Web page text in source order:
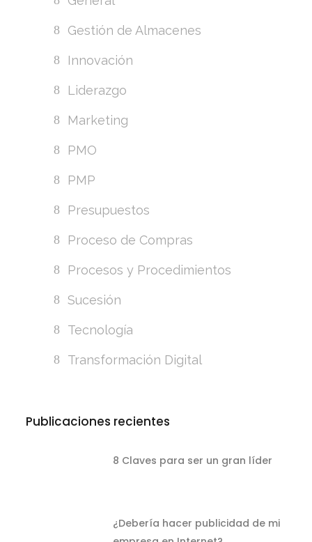
Gestión de Almacenes
Innovación
Liderazgo
Marketing
PMO
PMP
Presupuestos
Proceso de Compras
Procesos y Procedimientos
Sucesión
Tecnología
Transformación Digital
Publicaciones recientes
8 Claves para ser un gran líder
¿Debería hacer publicidad de mi